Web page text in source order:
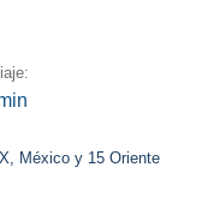
México y 15 Oriente